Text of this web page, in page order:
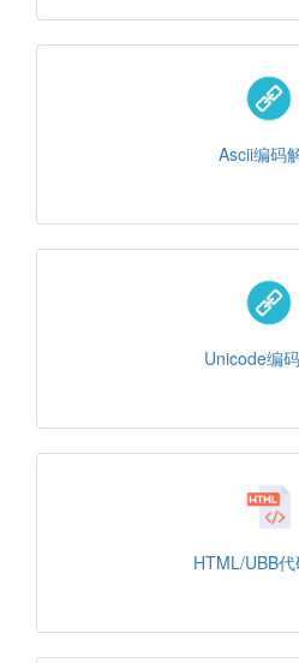
Ascii编码
Unicode编
HTML/UBB